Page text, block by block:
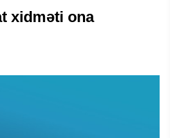
xidməti ona